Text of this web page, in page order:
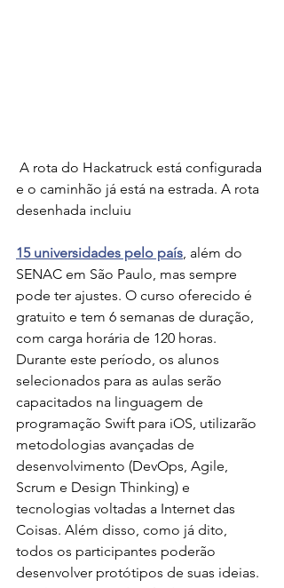
e o caminhão já está na estrada. A rota
desenhada incluiu
15 universidades pelo país , além do
SENAC em São Paulo, mas sempre
pode ter ajustes. O curso oferecido é
gratuito e tem 6 semanas de duração,
com carga horária de 120 horas.
Durante este período, os alunos
selecionados para as aulas serão
capacitados na linguagem de
programação Swift para iOS, utilizarão
metodologias avançadas de
desenvolvimento (DevOps, Agile,
Scrum e Design Thinking) e
tecnologias voltadas a Internet das
Coisas. Além disso, como já dito,
todos os participantes poderão
desenvolver protótipos de suas ideias.